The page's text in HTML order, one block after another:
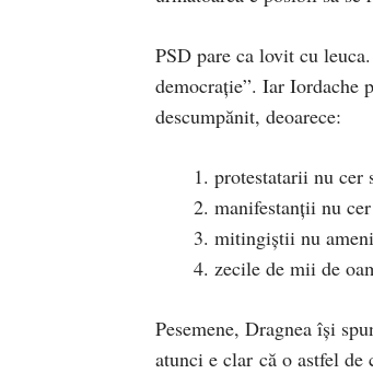
PSD pare ca lovit cu
democrație”. Iar Iordache
descumpănit, deoarece:
protestatarii nu cer
manifestanții nu
mitingiștii nu
zecile de mii de
Pesemene, Dragnea își
atunci e clar că o astfel de